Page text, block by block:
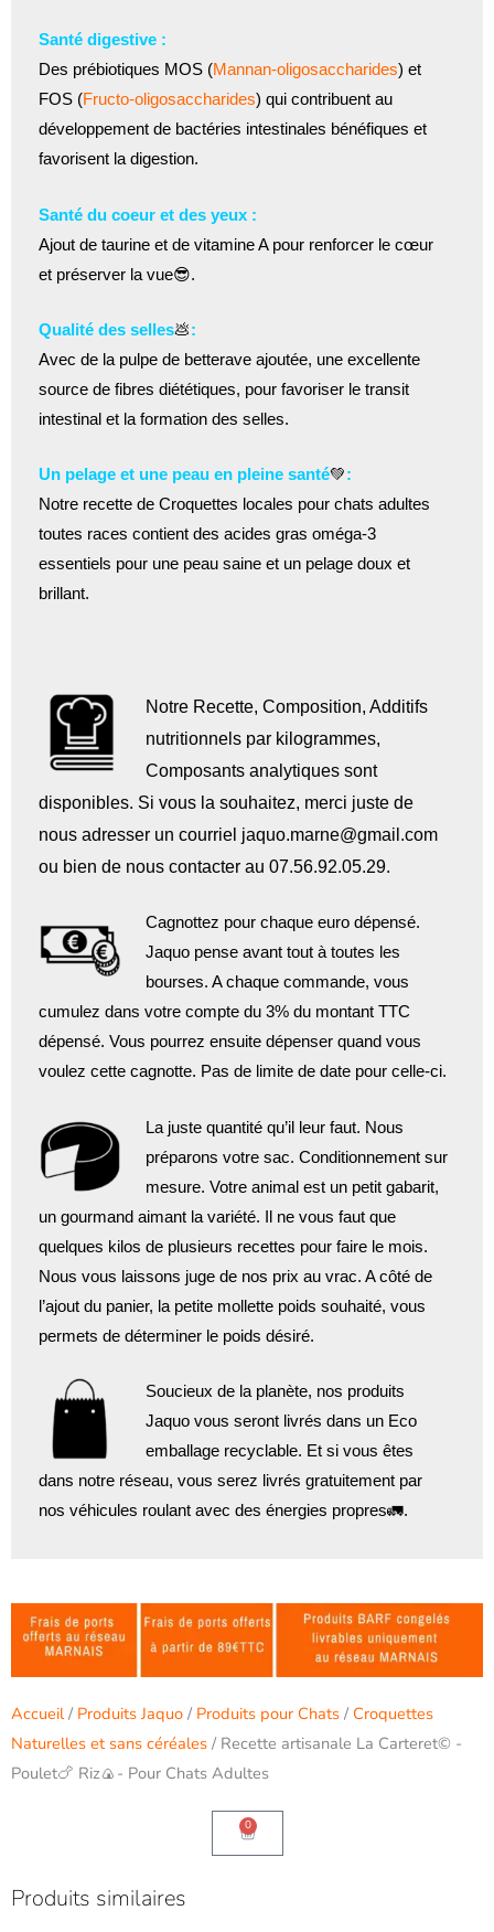
Santé digestive :
Des prébiotiques MOS (Mannan-oligosaccharides) et
FOS (Fructo-oligosaccharides) qui contribuent au
développement de bactéries intestinales bénéfiques et
favorisent la digestion.
Santé du coeur et des yeux :
Ajout de taurine et de vitamine A pour renforcer le cœur
et préserver la vue😎.
Qualité des selles💩:
Avec de la pulpe de betterave ajoutée, une excellente
source de fibres diététiques, pour favoriser le transit
intestinal et la formation des selles.
Un pelage et une peau en pleine santé💚:
Notre recette de Croquettes locales pour chats adultes
toutes races contient des acides gras oméga-3
essentiels pour une peau saine et un pelage doux et
brillant.
Notre Recette, Composition, Additifs
nutritionnels par kilogrammes,
Composants analytiques sont
disponibles. Si vous la souhaitez, merci juste de
nous adresser un courriel jaquo.marne@gmail.com
ou bien de nous contacter au 07.56.92.05.29.
Cagnottez pour chaque euro dépensé.
Jaquo pense avant tout à toutes les
bourses. A chaque commande, vous
cumulez dans votre compte du 3% du montant TTC
dépensé. Vous pourrez ensuite dépenser quand vous
voulez cette cagnotte. Pas de limite de date pour celle-ci.
La juste quantité qu’il leur faut. Nous
préparons votre sac. Conditionnement sur
mesure. Votre animal est un petit gabarit,
un gourmand aimant la variété. Il ne vous faut que
quelques kilos de plusieurs recettes pour faire le mois.
Nous vous laissons juge de nos prix au vrac. A côté de
l’ajout du panier, la petite mollette poids souhaité, vous
permets de déterminer le poids désiré.
Soucieux de la planète, nos produits
Jaquo vous seront livrés dans un Eco
emballage recyclable. Et si vous êtes
dans notre réseau, vous serez livrés gratuitement par
nos véhicules roulant avec des énergies propres🚛.
Accueil/ Produits Jaquo / Produits pour Chats / Croquettes
Naturelles et sans céréales / Recette artisanale La Carteret© -
Poulet🍗 Riz🍙- Pour Chats Adultes
0
Panier
Produits similaires